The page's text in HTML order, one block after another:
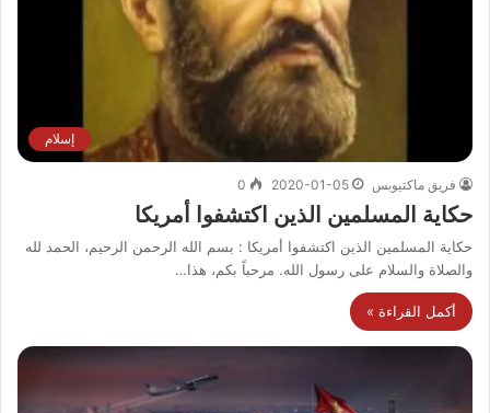
إسلام
فريق ماكتيوبس 2020-01-05
0
حكاية المسلمين الذين اكتشفوا أمريكا
حكاية المسلمين الذين اكتشفوا أمريكا : بسم الله الرحمن الرحيم، الحمد لله
والصلاة والسلام على رسول الله. مرحباً بكم، هذا…
أكمل القراءة »